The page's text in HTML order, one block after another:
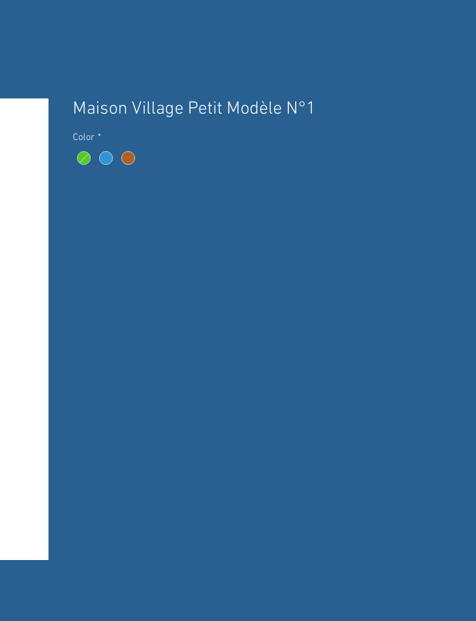
Maison Village Petit Modèle N°1
Color *